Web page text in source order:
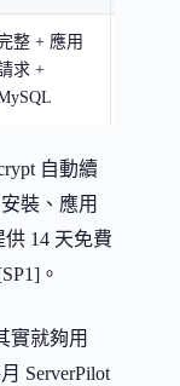
整 + 應用
求 +
自動續
裝、應用
14 天免費
。
實就夠用
ServerPilot